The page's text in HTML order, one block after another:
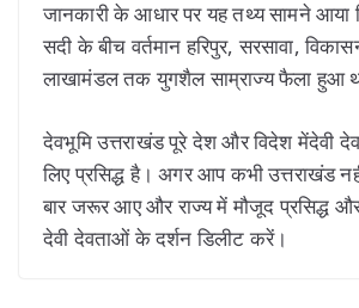
जानकारी के आधार पर यह तथ्य सामने आया
सदी के बीच वर्तमान हरिपुर, सरसावा,
लाखामंडल तक युगशैल साम्राज्य फैला हुआ
देवभूमि उत्तराखंड पूरे देश और विदेश मेंदेवी
लिए प्रसिद्ध है। अगर आप कभी उत्तराखंड
बार जरूर आए और राज्य में मौजूद प्रसिद्ध और
देवी देवताओं के दर्शन डिलीट करें।